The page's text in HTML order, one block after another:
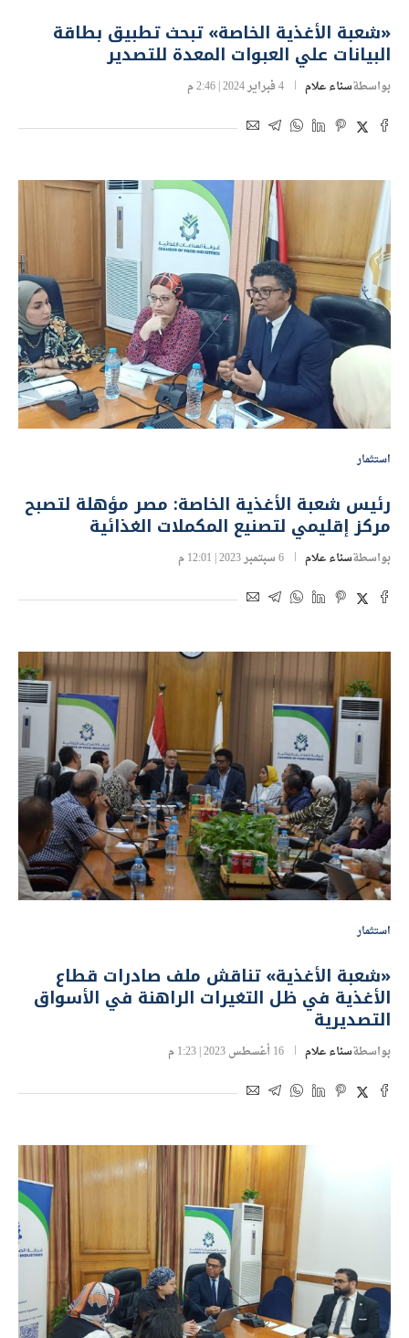
«شعبة الأغذية الخاصة» تبحث تطبيق بطاقة
البيانات علي العبوات المعدة للتصدير
بواسطةسناء علام 4 فبراير 2024 | 2:46 م
استثمار
رئيس شعبة الأغذية الخاصة: مصر مؤهلة لتصبح
مركز إقليمي لتصنيع المكملات الغذائية
بواسطةسناء علام 6 سبتمبر 2023 | 12:01 م
استثمار
«شعبة الأغذية» تناقش ملف صادرات قطاع
الأغذية في ظل التغيرات الراهنة في الأسواق
التصديرية
بواسطةسناء علام 16 أغسطس 2023 | 1:23 م